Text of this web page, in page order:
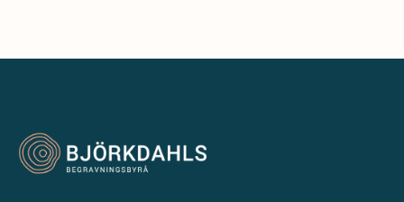
184 30 Åkersberga
Hallsénius Begravningsbyrå Nacka
Hallsénius Begravningsbyrå Haninge